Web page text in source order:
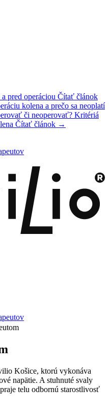
pred operáciou Čítať článok
kolena a prečo sa neoplatí
či neoperovať? Kritériá
Čítať článok →
Košice, ktorú vykonáva
napätie. A stuhnuté svaly
telu odbornú starostlivosť